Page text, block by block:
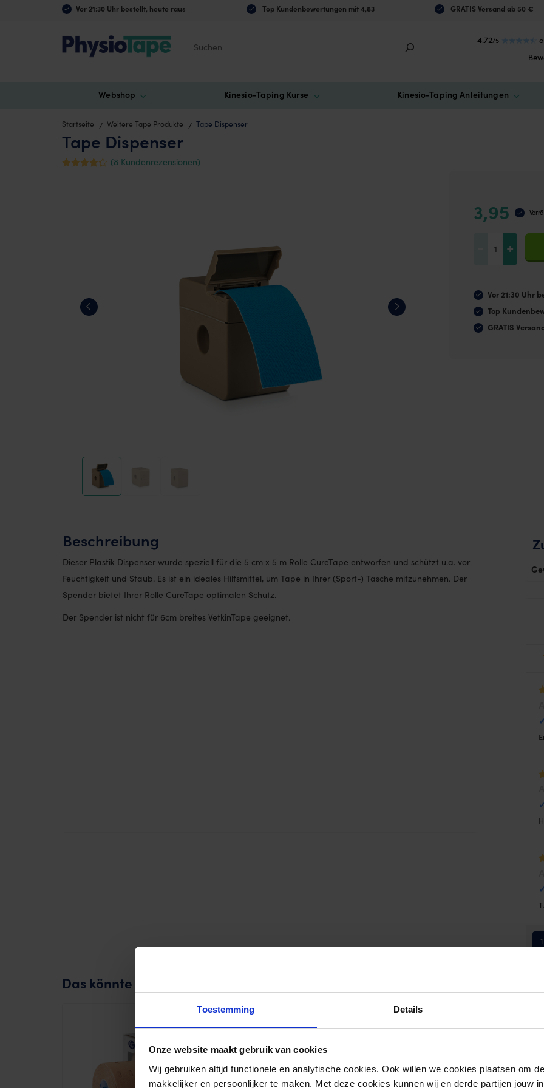
Toestemming Details
Onze website maakt gebruik van cookies
Wij gebruiken altijd functionele en analytische cookies. Ook willen we cookies plaatsen om
makkelijker en persoonlijker te maken. Met deze cookies kunnen wij en derde partijen jouw
Vor 21:30 Uhr bestellt, heute raus Top Kundenbewertungen mit 4,83 GRATIS Versand ab 50 €
4.72/5
Webshop Kinesio-Taping Kurse Kinesio-Taping Anleitungen
Startseite Weitere Tape Produkte Tape Dispenser
Tape Dispenser
(8 Kundenrezensionen)
3,95
+
Vor 21:30 Uhr
Top
GRATIS
Beschreibung
Dieser Plastik Dispenser wurde speziell für die 5 cm x 5 m Rolle CureTape entworfen und schützt u.a. vor
Feuchtigkeit und Staub. Es ist ein ideales Hilfsmittel, um Tape in Ihrer (Sport-) Tasche mitzunehmen. Der
Spender bietet Ihrer Rolle CureTape optimalen Schutz.
Der Spender ist nicht für 6cm breites VetkinTape geeignet.
5
1
Das könnte Ihnen auch gefallen …